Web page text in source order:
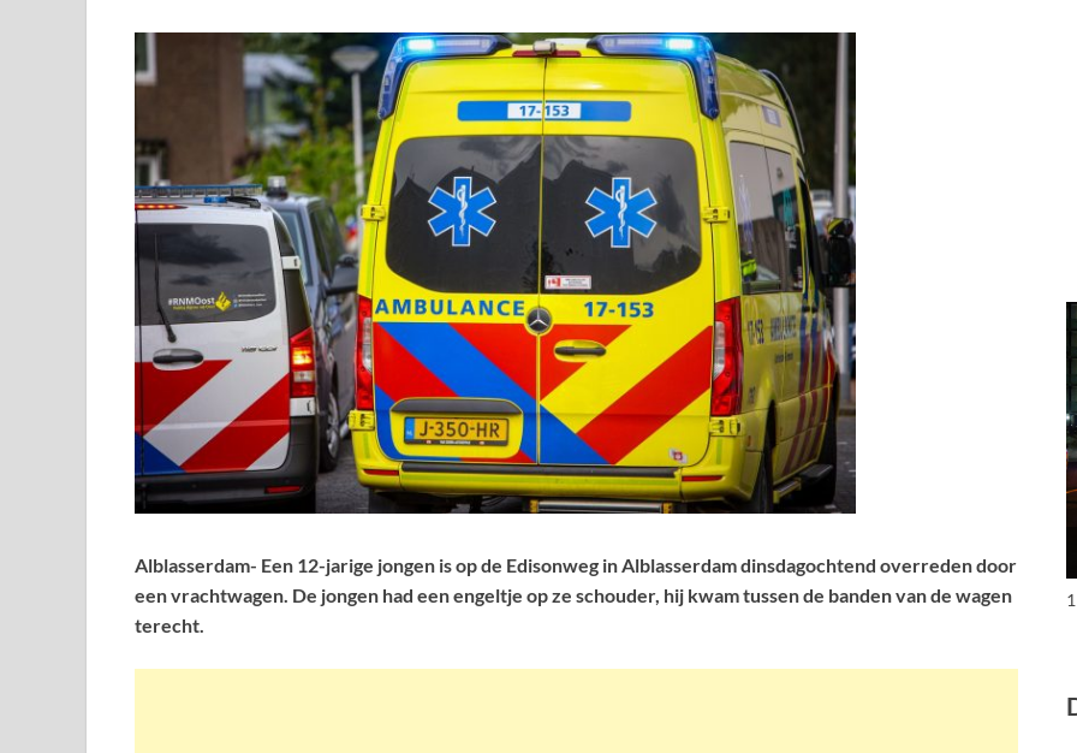
Alblasserdam- Een 12-jarige jongen is op de Edisonweg in Alblasserdam dinsdagochtend overreden door
een vrachtwagen. De jongen had een engeltje op ze schouder, hij kwam tussen de banden van de wagen
terecht.